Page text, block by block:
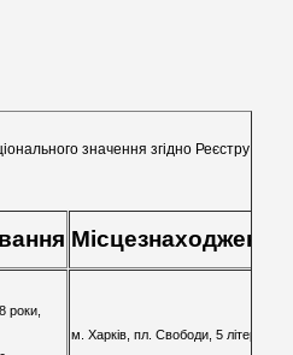
значення згідно Реєстру
Місцезнаходження
роки,
м. Харків, пл. Свободи, 5 літер, А7,